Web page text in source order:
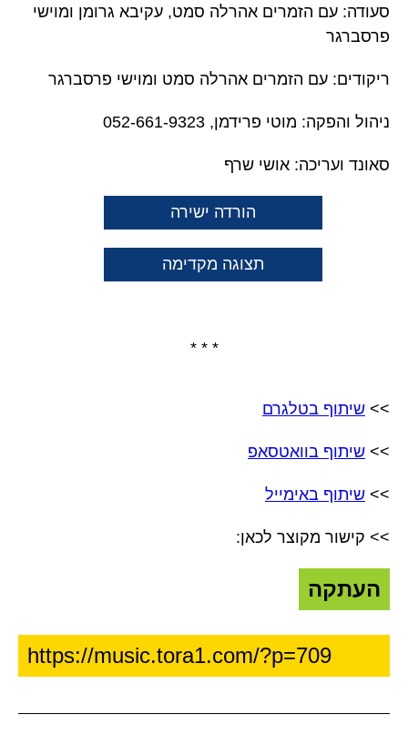
סעודה: עם הזמרים אהרלה סמט, עקיבא גרומן ומוישי
פרסברגר
ריקודים: עם הזמרים אהרלה סמט ומוישי פרסברגר
ניהול והפקה: מוטי פרידמן, 052-661-9323
סאונד ועריכה: אושי שרף
הורדה ישירה
תצוגה מקדימה
* * *
>> שיתוף בטלגרם
>> שיתוף בוואטסאפ
>> שיתוף באימייל
>> קישור מקוצר לכאן:
העתקה